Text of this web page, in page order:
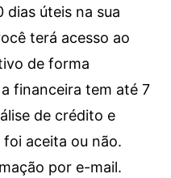
dias úteis na sua
terá acesso ao
de forma
financeira tem até 7
de crédito e
aceita ou não.
por e-mail.